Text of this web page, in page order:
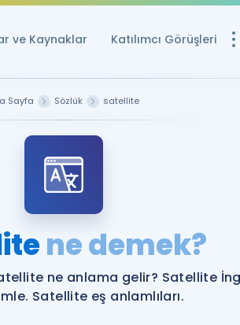
ve Kaynaklar Katılımcı Görüşleri
YDS ve YÖKDİL
Rehberlik Aracı
YDS ve YÖKDİL'e
Sayfa Sözlük satellite
ne demek?
ne anlama gelir? Satellite
Satellite eş anlamlıları.